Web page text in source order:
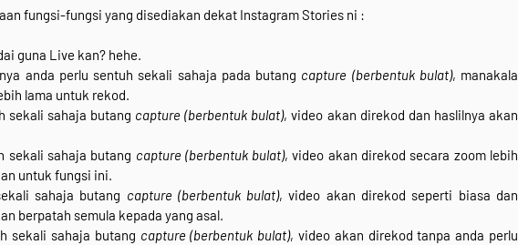
fungsi-fungsi yang disediakan dekat Instagram Stories ni :
guna Live kan? hehe.
anda perlu sentuh sekali sahaja pada butang capture (berbentuk bulat), manakala
lama untuk rekod.
sekali sahaja butang capture (berbentuk bulat), video akan direkod dan haslilnya akan
sekali sahaja butang capture (berbentuk bulat), video akan direkod secara zoom lebih
untuk fungsi ini.
sahaja butang capture (berbentuk bulat), video akan direkod seperti biasa dan
berpatah semula kepada yang asal.
sekali sahaja butang capture (berbentuk bulat), video akan direkod tanpa anda perlu